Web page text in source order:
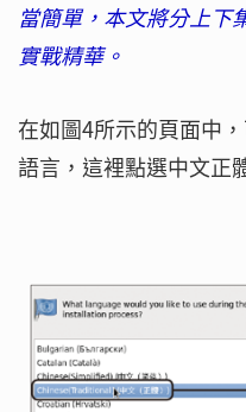
當簡單，本文將分上下
實戰精華。
在如圖4所示的頁面中
語言，這裡點選中文正